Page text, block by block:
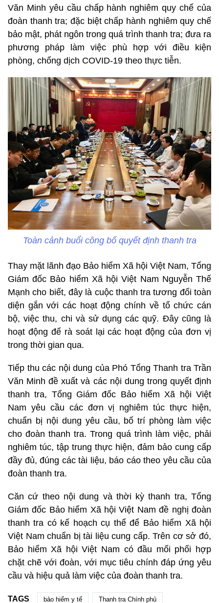
Văn Minh yêu cầu chấp hành nghiêm quy chế của
đoàn thanh tra; đặc biệt chấp hành nghiêm quy chế
bảo mật, phát ngôn trong quá trình thanh tra; đưa ra
phương pháp làm việc phù hợp với điều kiện
phòng, chống dịch COVID-19 theo thực tiễn.
Toàn cảnh buổi công bố quyết định thanh tra
Thay mặt lãnh đạo Bảo hiểm Xã hội Việt Nam, Tổng
Giám đốc Bảo hiểm Xã hội Việt Nam Nguyễn Thế
Mạnh cho biết, đây là cuộc thanh tra tương đối toàn
diện gắn với các hoạt động chính về tổ chức cán
bộ, việc thu, chi và sử dụng các quỹ. Đây cũng là
hoạt động để rà soát lại các hoạt động của đơn vị
trong thời gian qua.
Tiếp thu các nội dung của Phó Tổng Thanh tra Trần
Văn Minh đề xuất và các nội dung trong quyết định
thanh tra, Tổng Giám đốc Bảo hiểm Xã hội Việt
Nam yêu cầu các đơn vị nghiêm túc thực hiện,
chuẩn bị nội dung yêu cầu, bố trí phòng làm việc
cho đoàn thanh tra. Trong quá trình làm việc, phải
nghiêm túc, tập trung thực hiện, đảm bảo cung cấp
đầy đủ, đúng các tài liệu, báo cáo theo yêu cầu của
đoàn thanh tra.
Căn cứ theo nội dung và thời kỳ thanh tra, Tổng
Giám đốc Bảo hiểm Xã hội Việt Nam đề nghị đoàn
thanh tra có kế hoạch cụ thể để Bảo hiểm Xã hội
Việt Nam chuẩn bị tài liệu cung cấp. Trên cơ sở đó,
Bảo hiểm Xã hội Việt Nam có đầu mối phối hợp
chặt chẽ với đoàn, với mục tiêu chính đáp ứng yêu
cầu và hiệu quả làm việc của đoàn thanh tra.
TAGS bảo hiểm y tế Thanh tra Chính phủ